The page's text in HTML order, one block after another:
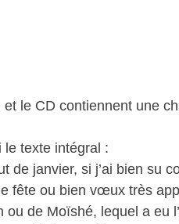
et le CD contiennent une
le texte intégral :
de janvier, si j’ai bien su
fête ou bien vœux très
ou de Moïshé, lequel a eu